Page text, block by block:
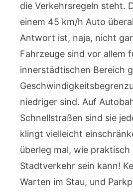
die Verkehrsregeln steht.
einem 45 km/h Auto
Antwort ist, naja, nicht
Fahrzeuge sind vor allem
innerstädtischen Bereich
niedriger sind. Auf
Schnellstraßen sind sie
klingt vielleicht
überleg mal, wie praktisch
Stadtverkehr sein kann!
Warten im Stau, und